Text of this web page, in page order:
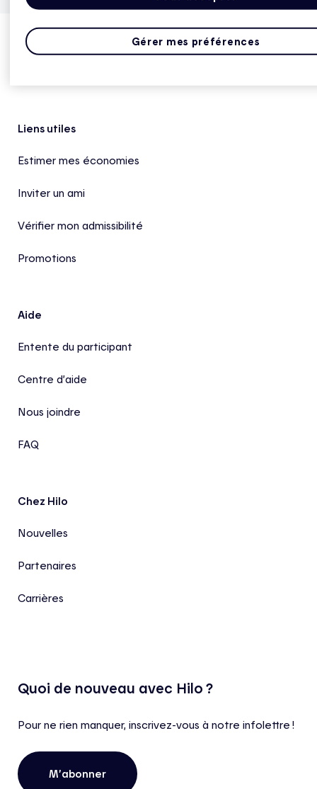
Accueil Formulaire Merci de votre inscription !
Pied de page
Liens utiles
Estimer mes économies
Inviter un ami
Vérifier mon admissibilité
Promotions
Aide
Entente du participant
Centre d’aide
Nous joindre
FAQ
Chez Hilo
Nouvelles
Partenaires
Carrières
Quoi de nouveau avec Hilo ?
Pour ne rien manquer, inscrivez-vous à notre infolettre !
M’abonner
Gérer mes préférences